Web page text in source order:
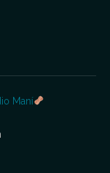
Maní